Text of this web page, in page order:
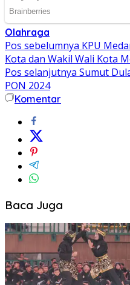
Olahraga
Navigasi
pos
Pos sebelumnya KPU
Kota dan Wakil Wali Kota
Pos selanjutnya Sumut
PON 2024
Komentar
Baca Juga